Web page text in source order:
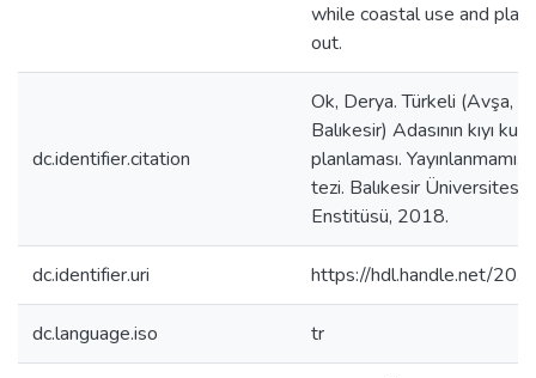
while coastal use and
out.
dc.identifier.citation
Ok, Derya. Türkeli (Avşa,
Balıkesir) Adasının kıyı
planlaması.
tezi. Balıkesir Üniversitesi
Enstitüsü, 2018.
dc.identifier.uri https://hdl.handle.net/
dc.language.iso tr